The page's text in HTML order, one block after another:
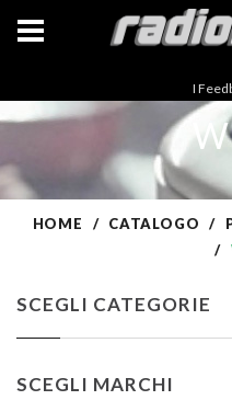
I
HOME CATALOGO
SCEGLI CATEGORIE
SCEGLI MARCHI